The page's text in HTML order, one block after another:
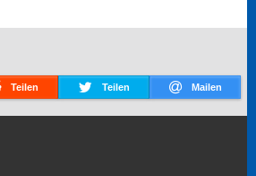
Teilen Teilen Mailen